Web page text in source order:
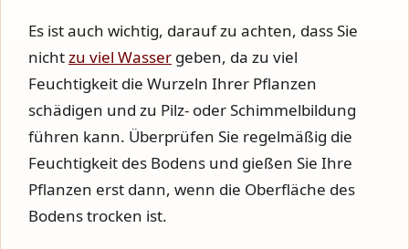
Es ist auch wichtig, darauf zu achten, dass Sie
nichtzu viel Wasser geben, da zu viel
Feuchtigkeit die Wurzeln Ihrer Pflanzen
schädigen und zu Pilz- oder Schimmelbildung
führen kann. Überprüfen Sie regelmäßig die
Feuchtigkeit des Bodens und gießen Sie Ihre
Pflanzen erst dann, wenn die Oberfläche des
Bodens trocken ist.